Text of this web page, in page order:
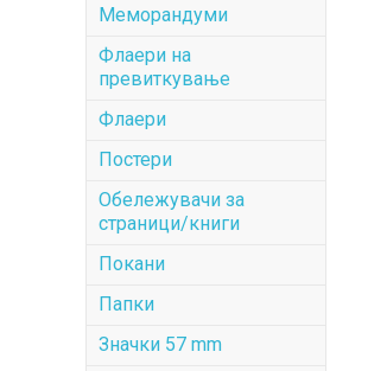
Меморандуми
Флаери на
превиткување
Флаери
Постери
Обележувачи за
страници/книги
Покани
Папки
Значки 57 mm